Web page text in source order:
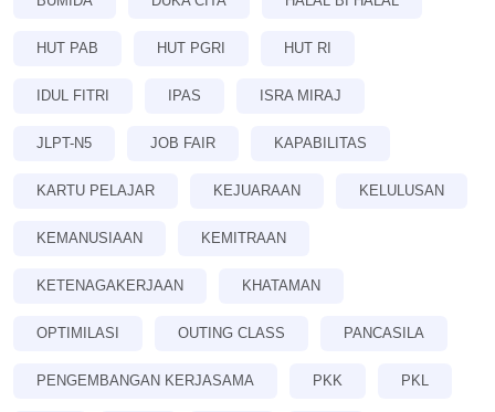
HUT PAB HUT PGRI HUT RI
IDUL FITRI IPAS ISRA MIRAJ
JLPT-N5 JOB FAIR KAPABILITAS
KARTU PELAJAR KEJUARAAN KELULUSAN
KEMANUSIAAN KEMITRAAN
KETENAGAKERJAAN KHATAMAN
OPTIMILASI OUTING CLASS PANCASILA
PENGEMBANGAN KERJASAMA PKK PKL